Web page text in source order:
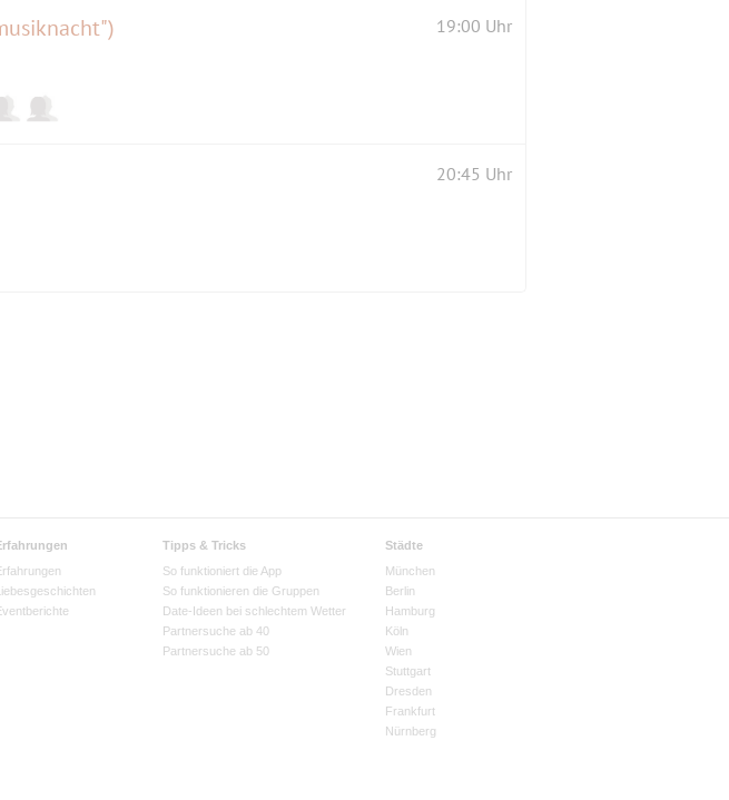
19:00 Uhr
20:45 Uhr
Tipps & Tricks
So funktioniert die App
So funktionieren die Gruppen
Date-Ideen bei schlechtem Wetter
Partnersuche ab 40
Partnersuche ab 50
Städte
München
Berlin
Hamburg
Köln
Wien
Stuttgart
Dresden
Frankfurt
Nürnberg